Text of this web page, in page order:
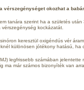
vérszegénységet okozhat a
tanára szerint ha a születés
kockázatát.
keresztül oxigéndús vér
különösen jótékony hatású, ha
legfrissebb számában
ma már számos bizonyíték van